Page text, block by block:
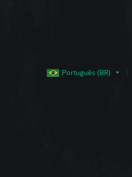
Português (BR)